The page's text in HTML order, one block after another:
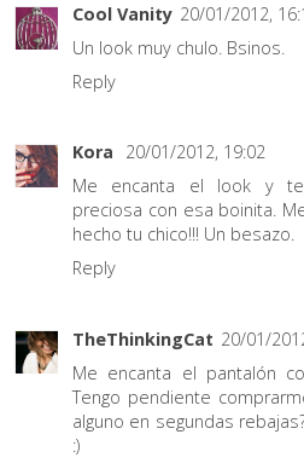
Cool Vanity 20/01/2012,
Un look muy chulo. Bsinos.
Reply
Kora
20/01/2012, 19:02
Me encanta el look y
preciosa con esa boinita.
hecho tu chico!!! Un besazo.
Reply
TheThinkingCat 20/01/
Me encanta el pantalón
Tengo pendiente
alguno en segundas
:)